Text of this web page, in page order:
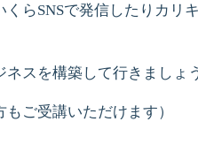
らSNSで発信したりカリ
スを構築して行きましょ
ご受講いただけます）